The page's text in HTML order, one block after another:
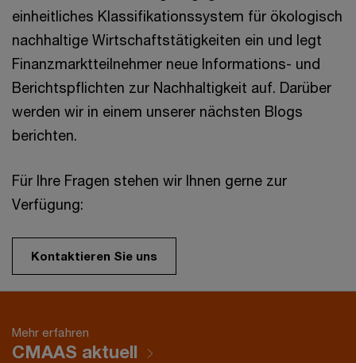
einheitliches Klassifikationssystem für ökologisch
nachhaltige Wirtschaftstätigkeiten ein und legt
Finanzmarktteilnehmer neue Informations- und
Berichtspflichten zur Nachhaltigkeit auf. Darüber
werden wir in einem unserer nächsten Blogs
berichten.
Für Ihre Fragen stehen wir Ihnen gerne zur
Verfügung:
Kontaktieren Sie uns
Mehr erfahren
CMAAS aktuell